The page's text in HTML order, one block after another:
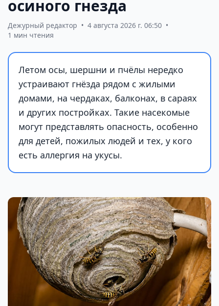
осиного гнезда
Дежурный редактор • 4 августа 2026 г. 06:50 •
1 мин чтения
Летом осы, шершни и пчёлы нередко
устраивают гнёзда рядом с жилыми
домами, на чердаках, балконах, в сараях
и других постройках. Такие насекомые
могут представлять опасность, особенно
для детей, пожилых людей и тех, у кого
есть аллергия на укусы.